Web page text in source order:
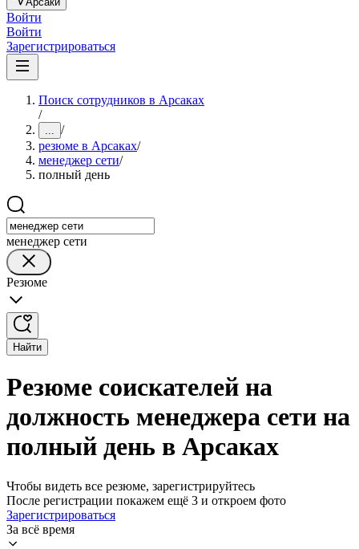
Войти
Войти
Зарегистрироваться
Поиск сотрудников в Арсаках
/
... /
резюме в Арсаках/
менеджер сети/
полный день
менеджер сети
Резюме
Найти
Резюме соискателей на
должность менеджера сети на
полный день в Арсаках
Чтобы видеть все резюме, зарегистрируйтесь
После регистрации покажем ещё 3 и откроем фото
Зарегистрироваться
За всё время